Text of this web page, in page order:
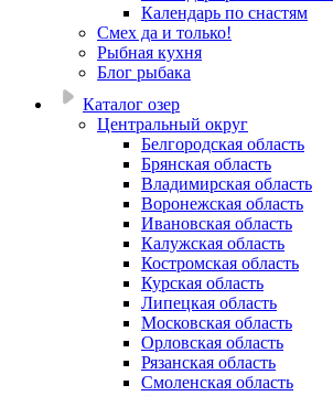
Календарь по снастям
Смех да и только!
Рыбная кухня
Блог рыбака
Каталог озер
Центральный округ
Белгородская область
Брянская область
Владимирская область
Воронежская область
Ивановская область
Калужская область
Костромская область
Курская область
Липецкая область
Московская область
Орловская область
Рязанская область
Смоленская область